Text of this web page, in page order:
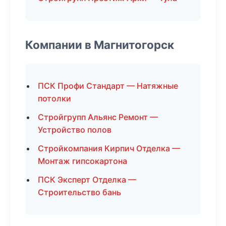
Компании в Магнитогорск
ПСК Профи Стандарт — Натяжные
потолки
Стройгрупп Альянс Ремонт —
Устройство полов
Стройкомпания Кирпич Отделка —
Монтаж гипсокартона
ПСК Эксперт Отделка —
Строительство бань